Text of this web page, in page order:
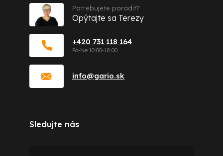
info@gario.sk
+420 731 118 164
Potrebujete poradiť?
Opýtajte sa Terezy
Sledujte nás